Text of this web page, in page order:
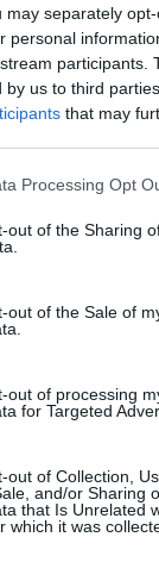
may separately
personal
participants.
by us to third
that may
website/app
visit or usage
to Google and
below specified
Processing Opt
out of the Sharing
out of the Sale of
out of processing
for Targeted
out of Collection,
and/or Sharing
that Is Unrelated
which it was
Kanadában
hűvösebb
hátterében
Itt az FIA
szombati
mégis
trükkjét